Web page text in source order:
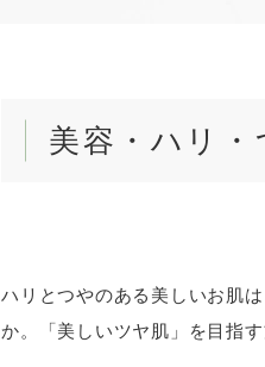
美容・ハリ・
ハリとつやのある美しいお肌
か。「美しいツヤ肌」を目指